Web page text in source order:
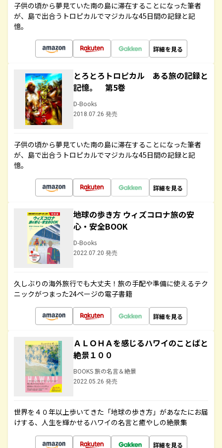
子供の頃から夢見ていた南の島に滞在することになった筆者
が、島で出合うトロピカルでマジカルな45日間の記録と記
憶。
詳細を見る
とろとろトロピカル ある旅の記録と
記憶。 第5巻
D-Books
2018.07.26 発売
子供の頃から夢見ていた南の島に滞在することになった筆者
が、島で出合うトロピカルでマジカルな45日間の記録と記
憶。
詳細を見る
地球の歩き方 ウィズコロナ旅の安
心・安全BOOK
D-Books
2022.07.20 発売
久しぶりの海外旅行でも大丈夫！旅の手配や準備に使えるテク
ニックがつまった24ページの電子書籍
詳細を見る
ＡＬＯＨＡを感じるハワイのことばと
絶景１００
BOOKS 旅の名言＆絶景
2022.05.26 発売
世界を４０年以上歩いてきた「地球の歩き方」があなたにお届
けする、人生を輝かせるハワイの名言と癒やしの絶景集
詳細を見る